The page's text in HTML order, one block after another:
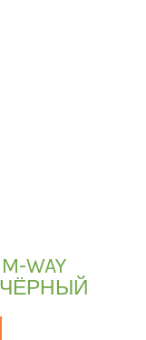
WAY
ЧЁРНЫЙ